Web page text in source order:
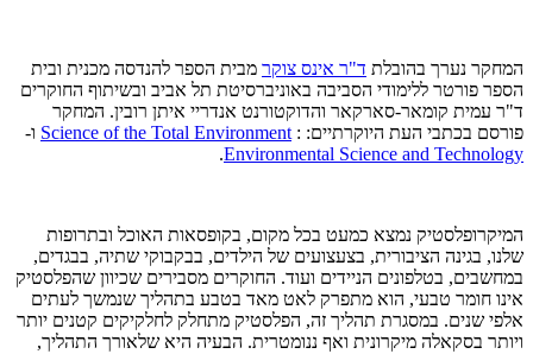
המחקר נערך בהובלת ד"ר אינס צוקר מבית הספר להנדסה מכנית ובית
הספר פורטר ללימודי הסביבה באוניברסיטת תל אביב ובשיתוף החוקרים
ד"ר עמית קומאר-סארקאר והדוקטורנט אנדריי איתן רובין. המחקר
פורסם בכתבי העת היוקרתיים: :Science of the Total Environment ו-
Environmental Science and Technology
.
המיקרופלסטיק נמצא כמעט בכל מקום, בקופסאות האוכל ובתרופות
שלנו, בגינה הציבורית, בצעצועים של הילדים, בבקבוקי שתיה, בבגדים,
במחשבים, בטלפונים הניידים ועוד. החוקרים מסבירים שכיוון שהפלסטיק
אינו חומר טבעי, הוא מתפרק לאט מאד בטבע בתהליך שנמשך לעתים
אלפי שנים. במסגרת תהליך זה, הפלסטיק מתחלק לחלקיקים קטנים יותר
ויותר בסקאלה מיקרונית ואף ננומטרית. הבעיה היא שלאורך התהליך,